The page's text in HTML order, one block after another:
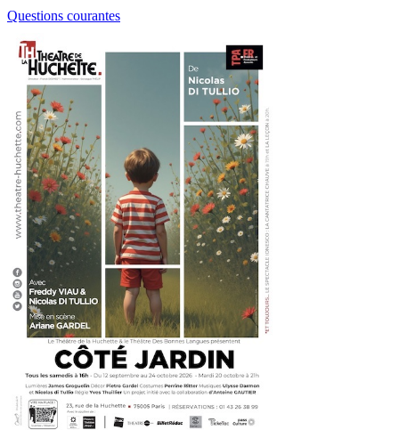
Questions courantes